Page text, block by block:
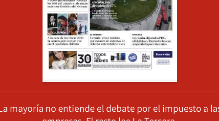
mayoría no entiende el debate por el impuesto a